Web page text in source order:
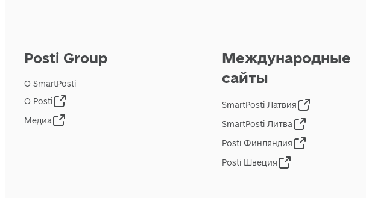
Posti Group
О SmartPosti
О Posti
Медиа
Международные
сайты
SmartPosti Латвия
SmartPosti Литва
Posti Финляндия
Posti Швеция